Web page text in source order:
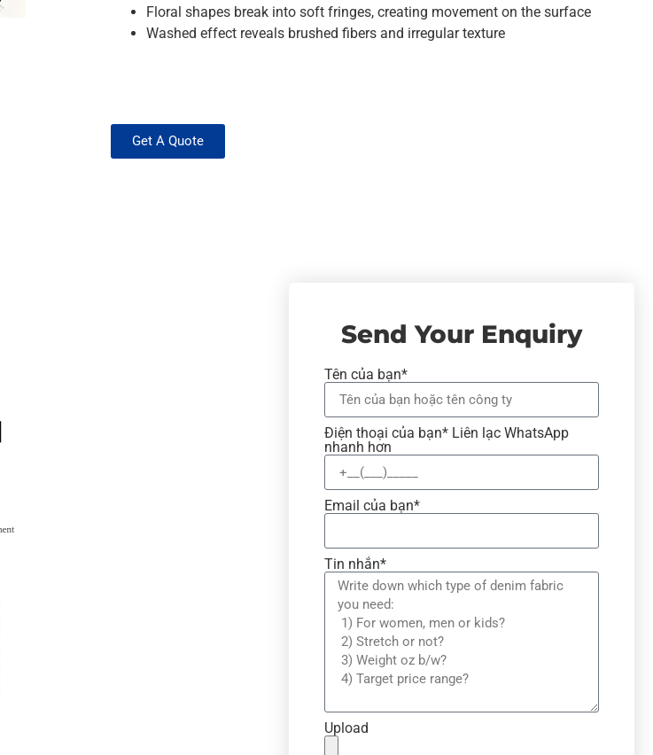
Floral shapes break into soft fringes, creating movement on the surface
Washed effect reveals brushed fibers and irregular texture
Get A Quote
Send Your Enquiry
Tên của bạn*
Điện thoại của bạn* Liên lạc WhatsApp
nhanh hơn
Email của bạn*
Tin nhắn*
Upload